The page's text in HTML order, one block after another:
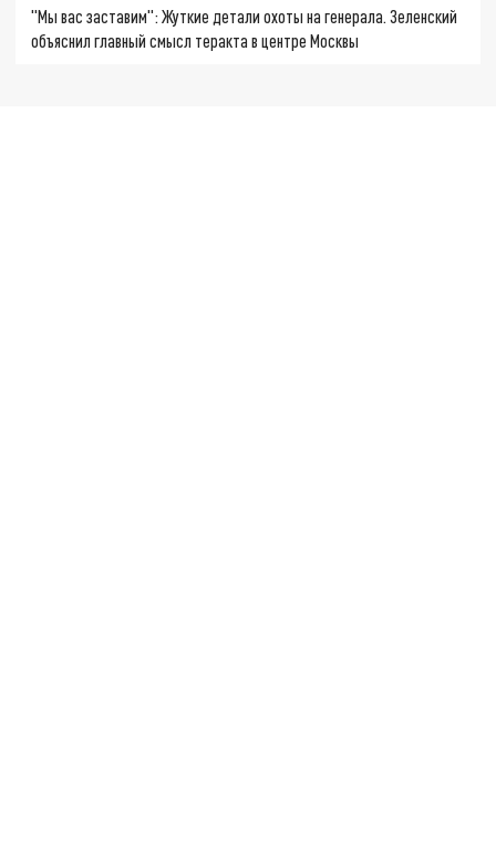
"Мы вас заставим": Жуткие детали охоты на генерала. Зеленский
объяснил главный смысл теракта в центре Москвы